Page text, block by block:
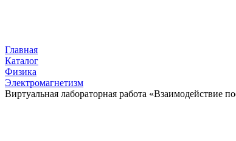
Главная
Каталог
Физика
Электромагнетизм
Виртуальная лабораторная работа «Взаимодействие